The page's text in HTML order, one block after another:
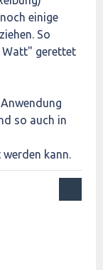
einige
So
Watt" gerettet
so auch in
kann.